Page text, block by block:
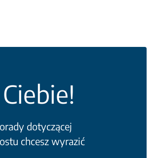
dotyczącej
chcesz wyrazić